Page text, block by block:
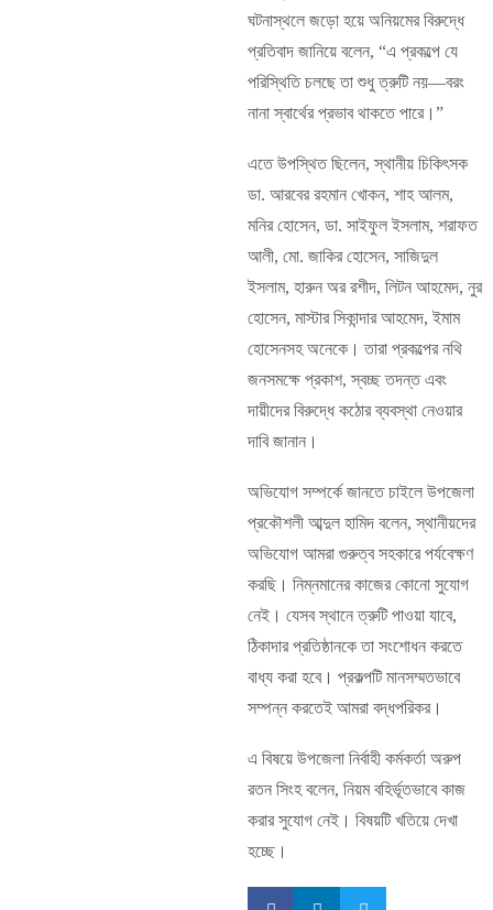
ঘটনাস্থলে জড়ো হয়ে অনিয়মের বিরুদ্ধে
প্রতিবাদ জানিয়ে বলেন, “এ প্রকল্পে যে
পরিস্থিতি চলছে তা শুধু ত্রুটি নয়—বরং
নানা স্বার্থের প্রভাব থাকতে পারে।”
এতে উপস্থিত ছিলেন, স্থানীয় চিকিৎসক
ডা. আরবের রহমান খোকন, শাহ আলম,
মনির হোসেন, ডা. সাইফুল ইসলাম, শরাফত
আলী, মো. জাকির হোসেন, সাজিদুল
ইসলাম, হারুন অর রশীদ, লিটন আহমেদ, নুর
হোসেন, মাস্টার সিকান্দার আহমেদ, ইমাম
হোসেনসহ অনেকে। তারা প্রকল্পের নথি
জনসমক্ষে প্রকাশ, স্বচ্ছ তদন্ত এবং
দায়ীদের বিরুদ্ধে কঠোর ব্যবস্থা নেওয়ার
দাবি জানান।
অভিযোগ সম্পর্কে জানতে চাইলে উপজেলা
প্রকৌশলী আব্দুল হামিদ বলেন, স্থানীয়দের
অভিযোগ আমরা গুরুত্ব সহকারে পর্যবেক্ষণ
করছি। নিম্নমানের কাজের কোনো সুযোগ
নেই। যেসব স্থানে ত্রুটি পাওয়া যাবে,
ঠিকাদার প্রতিষ্ঠানকে তা সংশোধন করতে
বাধ্য করা হবে। প্রকল্পটি মানসম্মতভাবে
সম্পন্ন করতেই আমরা বদ্ধপরিকর।
এ বিষয়ে উপজেলা নির্বাহী কর্মকর্তা অরুপ
রতন সিংহ বলেন, নিয়ম বহির্ভূতভাবে কাজ
করার সুযোগ নেই। বিষয়টি খতিয়ে দেখা
হচ্ছে।